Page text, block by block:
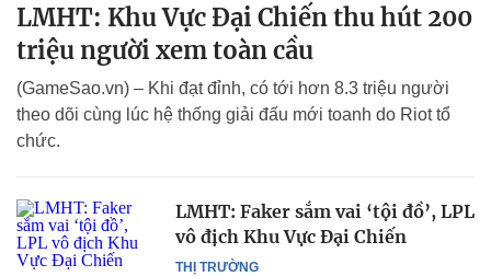
LMHT: Khu Vực Đại Chiến thu hút 200
triệu người xem toàn cầu
(GameSao.vn) – Khi đạt đỉnh, có tới hơn 8.3 triệu người
theo dõi cùng lúc hệ thống giải đấu mới toanh do Riot tổ
chức.
THỊ TRƯỜNG
LMHT: Faker sắm vai ‘tội đồ’, LPL
vô địch Khu Vực Đại Chiến